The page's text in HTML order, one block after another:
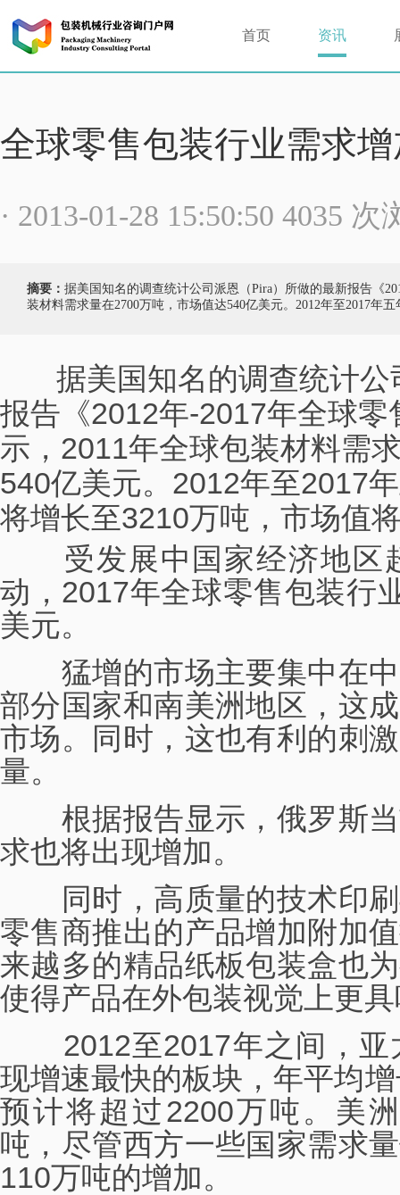
首页 资讯
全球零售包装行业需求
· 2013-01-28 15:50:50 4035 次
摘要： 据美国知名的调查统计公司派恩（Pira）所做的最新报告《
装材料需求量在2700万吨，市场值达540亿美元。2012年至2017年
据美国知名的调查统计公
报告《2012年-2017年全球
示，2011年全球包装材料需
540亿美元。2012年至2017
将增长至3210万吨，市场值
受发展中国家经济地区
动，2017年全球零售包装行
美元。
猛增的市场主要集中在中
部分国家和南美洲地区，这
市场。同时，这也有利的刺
量。
根据报告显示，俄罗斯当
求也将出现增加。
同时，高质量的技术印刷
零售商推出的产品增加附加
来越多的精品纸板包装盒也
使得产品在外包装视觉上更
2012至2017年之间，亚
现增速最快的板块，年平均
预计将超过2200万吨。美
吨，尽管西方一些国家需求
110万吨的增加。